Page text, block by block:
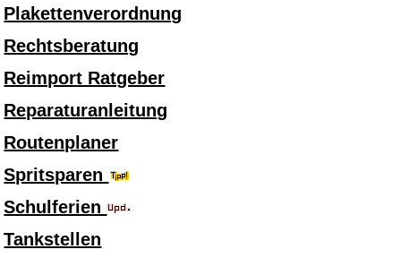
Plakettenverordnung
Rechtsberatung
Reimport Ratgeber
Reparaturanleitung
Routenplaner
Spritsparen
Schulferien
Tankstellen